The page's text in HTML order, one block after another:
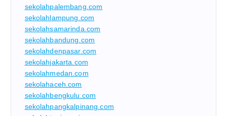
sekolahpalembang.com
sekolahlampung.com
sekolahsamarinda.com
sekolahbandung.com
sekolahdenpasar.com
sekolahjakarta.com
sekolahmedan.com
sekolahaceh.com
sekolahbengkulu.com
sekolahpangkalpinang.com